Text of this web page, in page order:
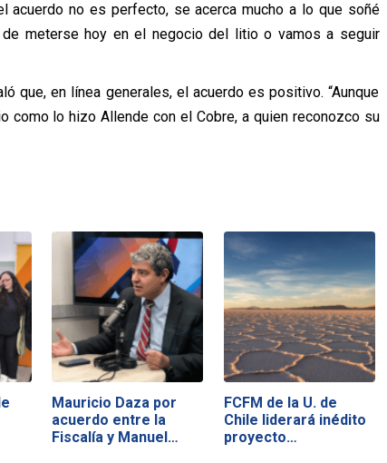
acuerdo no es perfecto, se acerca mucho a lo que soñé
meterse hoy en el negocio del litio o vamos a seguir
que, en línea generales, el acuerdo es positivo. “Aunque
como lo hizo Allende con el Cobre, a quien reconozco su
Mauricio Daza por
acuerdo entre la
Fiscalía y Manuel…
FCFM de la U. de
Chile liderará inédito
proyecto…